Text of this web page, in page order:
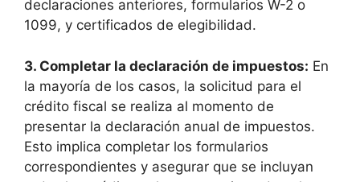
declaraciones anteriores, formularios W-2 o
1099, y certificados de elegibilidad.
3. Completar​ la⁢ declaración de impuestos: En
la mayoría⁤ de los casos, la solicitud para el​
crédito fiscal se realiza al momento de⁢
presentar la declaración anual de​ impuestos.
Esto implica completar los formularios
correspondientes y asegurar que ​se incluyan